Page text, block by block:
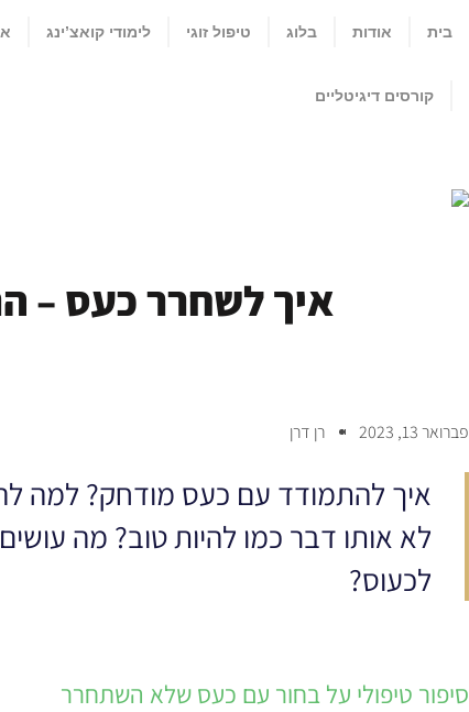
בית אודות בלוג טיפול זוגי לימודי קואצ’ינג
קורסים דיגיטליים
איך לשחרר כעס –
פברואר 13, 2023 רן דרן
איך להתמודד עם כעס מודחק? למה
לא אותו דבר כמו להיות טוב? מה
לכעוס?
סיפור טיפולי על בחור עם כעס שלא השתחרר